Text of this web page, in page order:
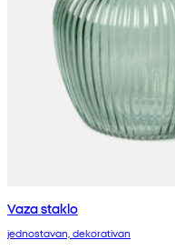
Vaza staklo
jednostavan, dekorativan